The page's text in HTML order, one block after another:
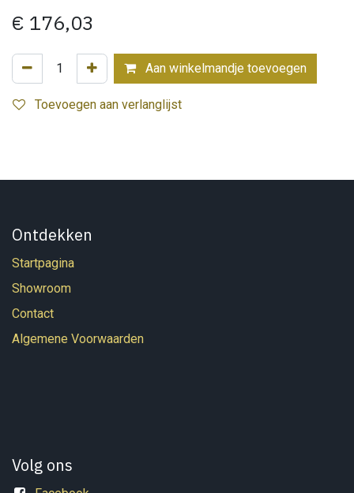
€ 176,03
Aan winkelmandje toevoegen
Toevoegen aan verlanglijst
Ontdekken
Startpagina
Showroom
Contact
Algemene Voorwaarden
Volg ons